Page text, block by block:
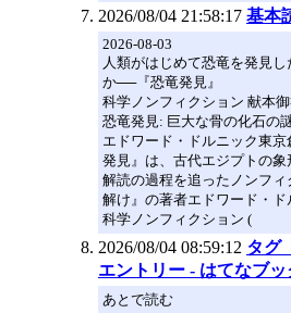
2026/08/04 21:58:17 基本
2026-08-03
人類がはじめて恐竜を発見
か──『恐竜発見』
科学ノンフィクション 献本
恐竜発見: 巨大な骨の化石の
エドワード・ドルニック東
発見』は、古代エジプトの
解読の過程を追ったノンフ
解け』の著者エドワード・ド
科学ノンフィクション (
2026/08/04 08:59:12 タグ
エントリー - はてなブッ
あとで読む